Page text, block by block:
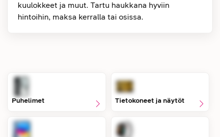
kuulokkeet ja muut. Tartu haukkana hyviin
hintoihin, maksa kerralla tai osissa.
Puhelimet Tietokoneet ja näytöt